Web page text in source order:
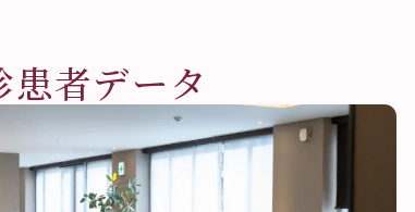
記録道NET
©2026 Tawara-ivf
患者データ